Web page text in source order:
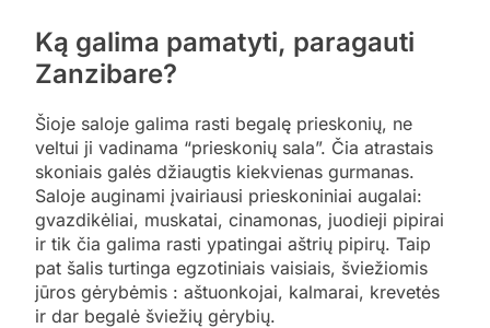
Ką galima pamatyti, paragauti
Zanzibare?
Šioje saloje galima rasti begalę prieskonių, ne
veltui ji vadinama “prieskonių sala”. Čia atrastais
skoniais galės džiaugtis kiekvienas gurmanas.
Saloje auginami įvairiausi prieskoniniai augalai:
gvazdikėliai, muskatai, cinamonas, juodieji pipirai
ir tik čia galima rasti ypatingai aštrių pipirų. Taip
pat šalis turtinga egzotiniais vaisiais, šviežiomis
jūros gėrybėmis : aštuonkojai, kalmarai, krevetės
ir dar begalė šviežių gėrybių.